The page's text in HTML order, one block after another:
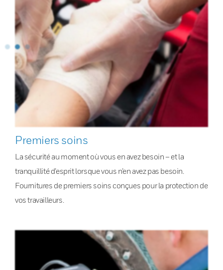
Premiers soins
La sécurité au moment où vous en avez besoin – et la
tranquillité d’esprit lorsque vous n’en avez pas besoin.
Fournitures de premiers soins conçues pour la protection de
vos travailleurs.